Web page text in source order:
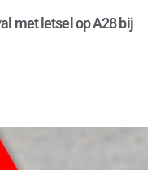
met letsel op A28 bij